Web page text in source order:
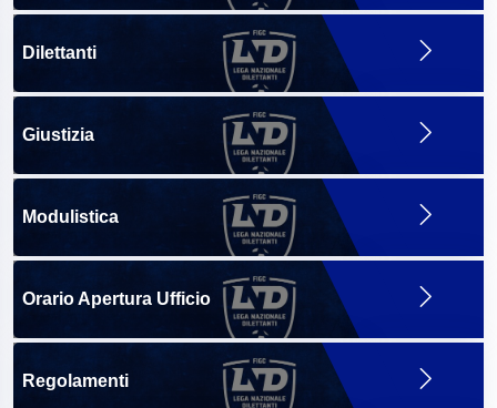
Dilettanti
Giustizia
Modulistica
Orario Apertura Ufficio
Regolamenti